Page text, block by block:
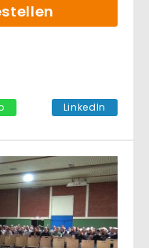
LinkedIn